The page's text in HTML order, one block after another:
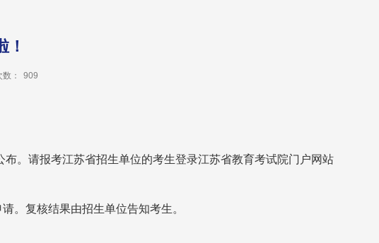
！
： 909
布。请报考江苏省招生单位的考生登录江苏省教育考试院门户网站
。复核结果由招生单位告知考生。